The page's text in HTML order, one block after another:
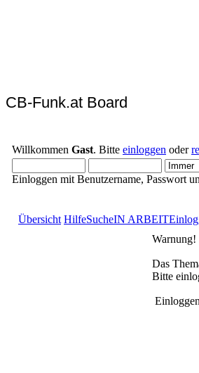
CB-Funk.at Board
Willkommen Gast. Bitte einloggen oder
Einloggen mit Benutzername, Passwort
Übersicht HilfeSucheIN ARBEIT
Warnung!
Das
Bitte
Einloggen